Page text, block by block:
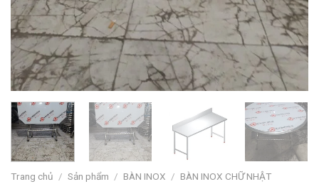
Trang chủ / Sản phẩm / BÀN INOX / BÀN INOX CHỮ NHẬT